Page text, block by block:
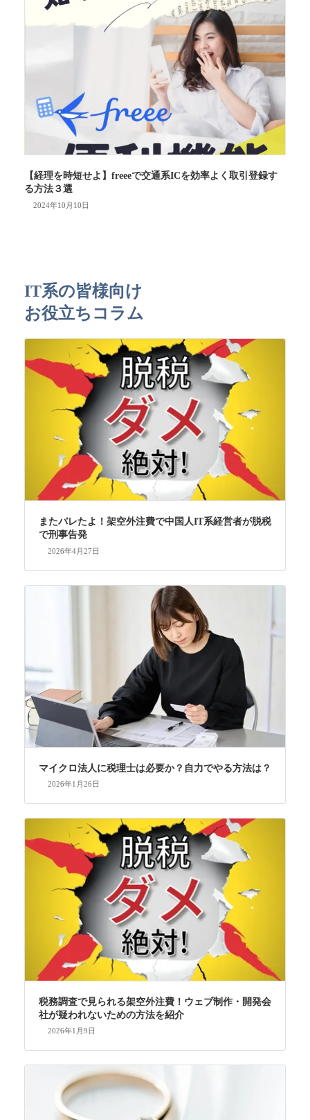
【経理を時短せよ】freeeで交通系ICを効率よく取引登録す
る方法３選
2024年10月10日
IT系の皆様向け
お役立ちコラム
またバレたよ！架空外注費で中国人IT系経営者が脱税
で刑事告発
2026年4月27日
マイクロ法人に税理士は必要か？自力でやる方法は？
2026年1月26日
税務調査で見られる架空外注費！ウェブ制作・開発会
社が疑われないための方法を紹介
2026年1月9日